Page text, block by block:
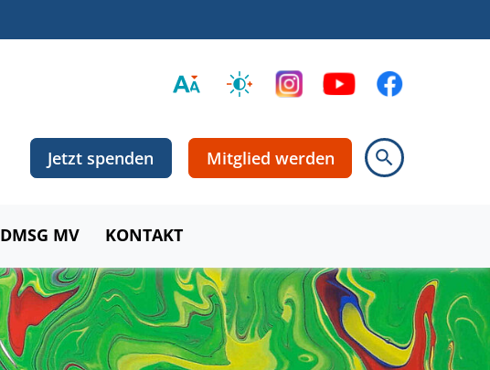
Jetzt spenden Mitglied werden search
DMSG MV KONTAKT